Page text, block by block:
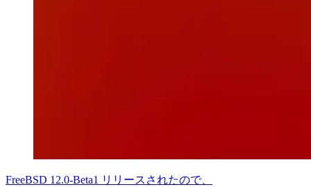
FreeBSD 12.0-Beta1 リリースされたので、